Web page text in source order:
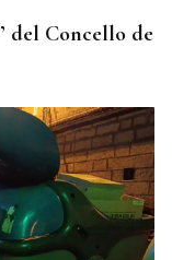
del Concello de